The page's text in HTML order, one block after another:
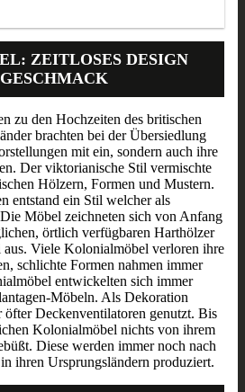
ZEITLOSES DESIGN
zu den Hochzeiten des britischen
brachten bei der Übersiedlung
mit ein, sondern auch ihre
Der viktorianische Stil vermischte
Hölzern, Formen und Mustern.
entstand ein Stil welcher als
Möbel zeichneten sich von Anfang
örtlich verfügbaren Harthölzer
Viele Kolonialmöbel verloren ihre
schlichte Formen nahmen immer
entwickelten sich immer
Möbeln. Als Dekoration
Deckenventilatoren genutzt. Bis
Kolonialmöbel nichts von ihrem
Diese werden immer noch nach
ihren Ursprungsländern produziert.